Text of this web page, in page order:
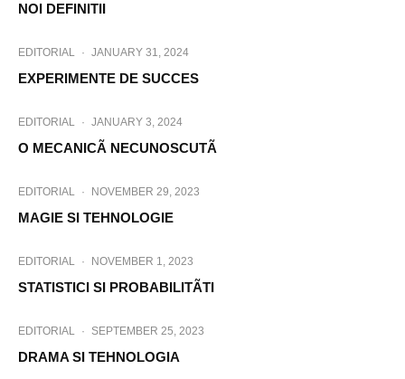
NOI DEFINITII
EDITORIAL · JANUARY 31, 2024
EXPERIMENTE DE SUCCES
EDITORIAL · JANUARY 3, 2024
O MECANICÃ NECUNOSCUTÃ
EDITORIAL · NOVEMBER 29, 2023
MAGIE SI TEHNOLOGIE
EDITORIAL · NOVEMBER 1, 2023
STATISTICI SI PROBABILITÃTI
EDITORIAL · SEPTEMBER 25, 2023
DRAMA SI TEHNOLOGIA